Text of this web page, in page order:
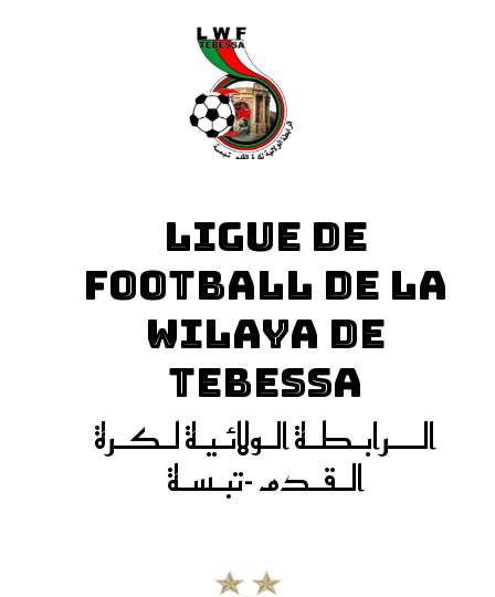
LIGUE DE
FOOTBALL DE LA
WILAYA DE
TEBESSA
الـــرابـطـة الـولائـيـة لـكـرة
الـقـدم -تبـسـة